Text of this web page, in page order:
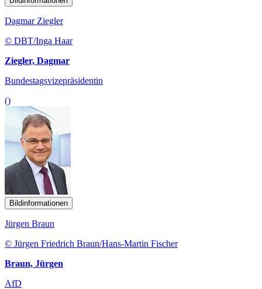
Dagmar Ziegler
© DBT/Inga Haar
Ziegler, Dagmar
Bundestagsvizepräsidentin
()
Bildinformationen
Jürgen Braun
© Jürgen Friedrich Braun/Hans-Martin Fischer
Braun, Jürgen
AfD